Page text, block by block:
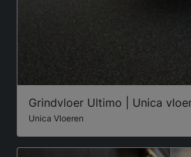
Grindvloer Ultimo | Unica
Unica Vloeren